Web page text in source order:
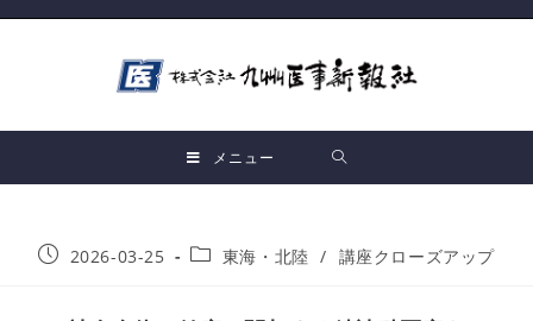
メニュー
2026-03-25 東海・北陸 / 講座クローズアップ